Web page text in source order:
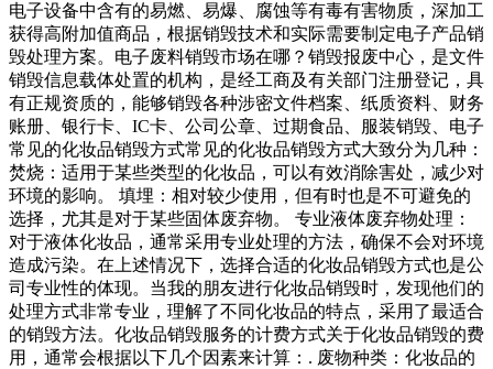
电子设备中含有的易燃、易爆、腐蚀等有毒有害物质，深加工
获得高附加值商品，根据销毁技术和实际需要制定电子产品销
毁处理方案。电子废料销毁市场在哪？销毁报废中心，是文件
销毁信息载体处置的机构，是经工商及有关部门注册登记，具
有正规资质的，能够销毁各种涉密文件档案、纸质资料、财务
账册、银行卡、IC卡、公司公章、过期食品、服装销毁、电子
常见的化妆品销毁方式常见的化妆品销毁方式大致分为几种：
焚烧：适用于某些类型的化妆品，可以有效消除害处，减少对
环境的影响。 填埋：相对较少使用，但有时也是不可避免的
选择，尤其是对于某些固体废弃物。 专业液体废弃物处理：
对于液体化妆品，通常采用专业处理的方法，确保不会对环境
造成污染。在上述情况下，选择合适的化妆品销毁方式也是公
司专业性的体现。当我的朋友进行化妆品销毁时，发现他们的
处理方式非常专业，理解了不同化妆品的特点，采用了最适合
的销毁方法。化妆品销毁服务的计费方式关于化妆品销毁的费
用，通常会根据以下几个因素来计算：. 废物种类：化妆品的